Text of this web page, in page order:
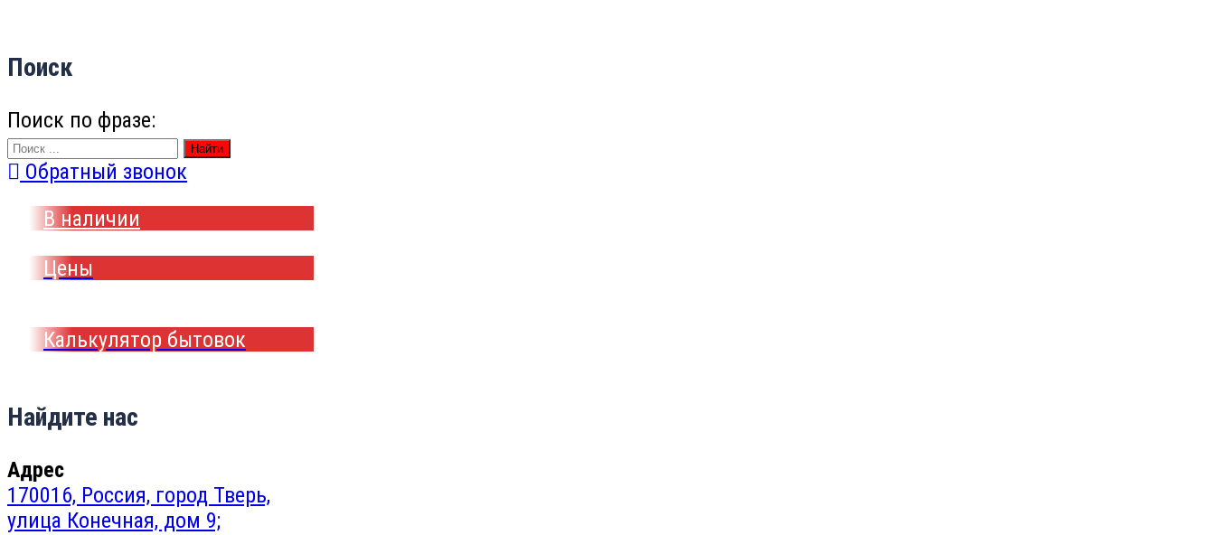
Поиск
Поиск по фразе:
Найти
Обратный звонок
В наличии
Цены
Калькулятор бытовок
Найдите нас
Адрес
170016, Россия, город Тверь,
улица Конечная, дом 9;